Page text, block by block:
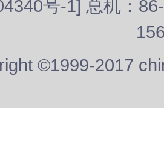
号-1] 总机：
©1999-2017